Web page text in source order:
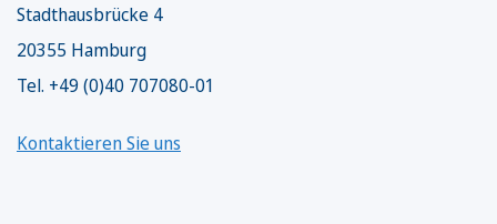
Stadthausbrücke 4
20355 Hamburg
Tel. +49 (0)40 707080-01
Kontaktieren Sie uns